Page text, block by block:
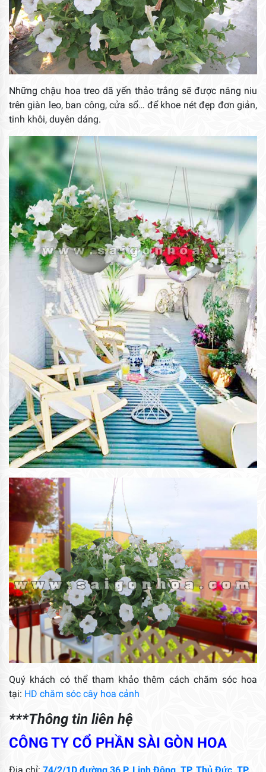
Những chậu hoa treo dã yến thảo trắng sẽ được nâng niu
trên giàn leo, ban công, cửa sổ… để khoe nét đẹp đơn giản,
tinh khôi, duyên dáng.
Quý khách có thể tham khảo thêm cách chăm sóc hoa
tại: HD chăm sóc cây hoa cảnh
***Thông tin liên hệ
CÔNG TY CỔ PHẦN SÀI GÒN HOA
Địa chỉ: 74/2/1D đường 36,P. Linh Đông, TP. Thủ Đức, TP.